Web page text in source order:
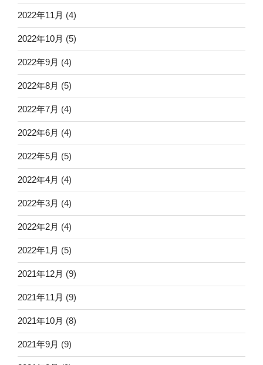
2022年11月 (4)
2022年10月 (5)
2022年9月 (4)
2022年8月 (5)
2022年7月 (4)
2022年6月 (4)
2022年5月 (5)
2022年4月 (4)
2022年3月 (4)
2022年2月 (4)
2022年1月 (5)
2021年12月 (9)
2021年11月 (9)
2021年10月 (8)
2021年9月 (9)